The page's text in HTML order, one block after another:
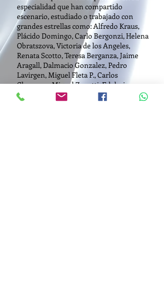
especialidad que han compartido
escenario, estudiado o trabajado con
grandes estrellas como: Alfredo Kraus,
Plácido Domingo, Carlo Bergonzi, Helena
Obratszova, Victoria de los Angeles,
Renata Scotto, Teresa Berganza, Jaime
Aragall, Dalmacio Gonzalez, Pedro
Lavirgen, Miguel Fleta P., Carlos
Chausson, Miguel Zanetti, Edelmiro
Arnaltes , Suso Mariategui, Ana Luisa
Chova, Dante Mazzolla, García Asensio,